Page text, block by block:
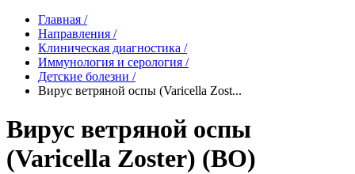
Главная /
Направления /
Клиническая диагностика /
Иммунология и серология /
Детские болезни /
Вирус ветряной оспы (Varicella Zost...
Вирус ветряной оспы
(Varicella Zoster) (ВО)